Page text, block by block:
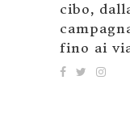
cibo,
fino ai